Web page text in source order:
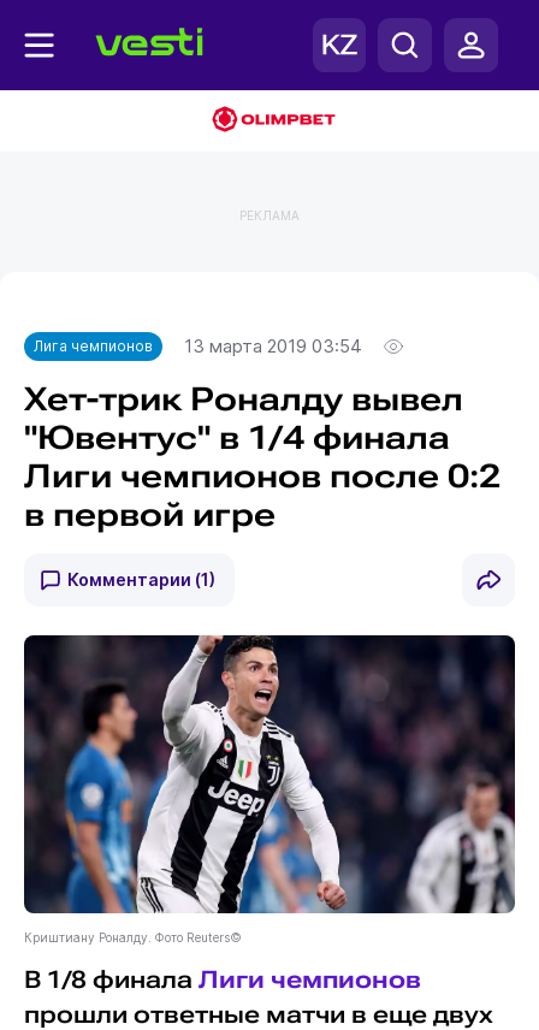
РЕКЛАМА
Лига чемпионов 13 марта 2019 03:54
Хет-трик Роналду вывел
"Ювентус" в 1/4 финала
Лиги чемпионов после 0:2
в первой игре
Комментарии (1)
Криштиану Роналду. Фото Reuters©
В 1/8 финала Лиги чемпионов
прошли ответные матчи в еще двух